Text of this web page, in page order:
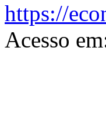
https://
Acesso